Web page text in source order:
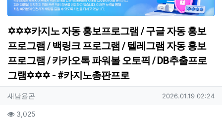
✡️✡️✡️카지노 자동 홍보프로그램 / 구글 자동 홍보
프로그램 / 백링크 프로그램 / 텔레그램 자동 홍보
프로그램 / 카카오톡 파워볼 오토픽 / DB추출프로
그램✡️✡️✡️ - #카지노총판프로
작성자 정보
새남율곤 작성일
2026.01.19 02:24
컨텐츠 정보
3,025